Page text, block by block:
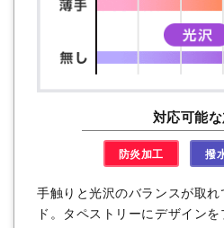
対応可能
防炎加工 撥
手触りと光沢のバランスが取
ド。タペストリーにデザイン